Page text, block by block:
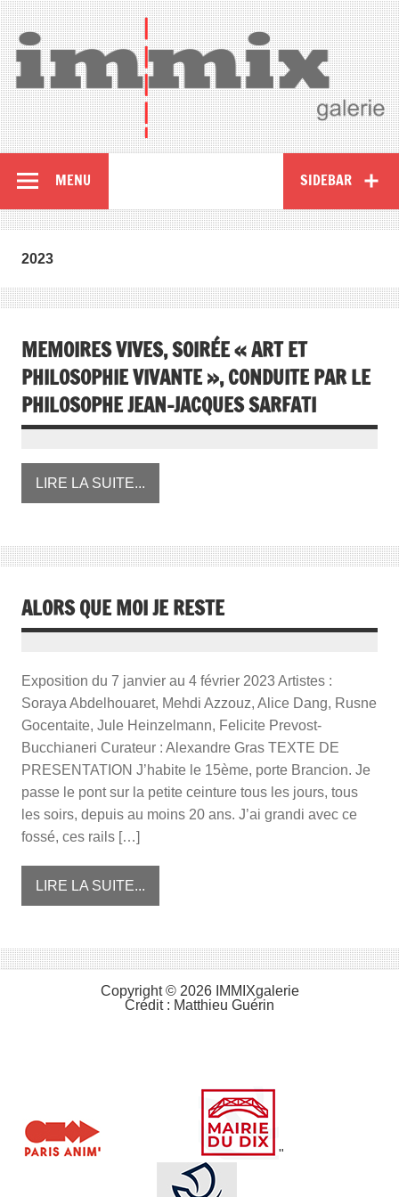
SIDEBAR
MENU
2023
MEMOIRES VIVES, SOIRÉE « ART ET
PHILOSOPHIE VIVANTE », CONDUITE PAR LE
PHILOSOPHE JEAN-JACQUES SARFATI
LIRE LA SUITE...
ALORS QUE MOI JE RESTE
Exposition du 7 janvier au 4 février 2023 Artistes :
Soraya Abdelhouaret, Mehdi Azzouz, Alice Dang, Rusne
Gocentaite, Jule Heinzelmann, Felicite Prevost-
Bucchianeri Curateur : Alexandre Gras TEXTE DE
PRESENTATION J’habite le 15ème, porte Brancion. Je
passe le pont sur la petite ceinture tous les jours, tous
les soirs, depuis au moins 20 ans. J’ai grandi avec ce
fossé, ces rails […]
LIRE LA SUITE...
Copyright © 2026 IMMIXgalerie
Crédit : Matthieu Guérin
"